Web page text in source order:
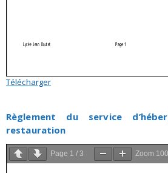
Télécharger
Règlement du service
restauration
Page 1 / 3 Zoom